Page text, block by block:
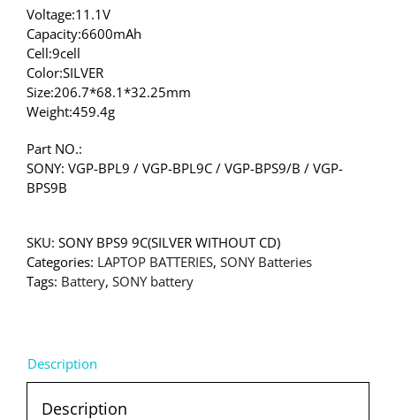
Voltage:11.1V
Capacity:6600mAh
Cell:9cell
Color:SILVER
Size:206.7*68.1*32.25mm
Weight:459.4g
Part NO.:
SONY: VGP-BPL9 / VGP-BPL9C / VGP-BPS9/B / VGP-
BPS9B
SKU: SONY BPS9 9C(SILVER WITHOUT CD)
Categories: LAPTOP BATTERIES, SONY Batteries
Tags: Battery, SONY battery
Description
Description